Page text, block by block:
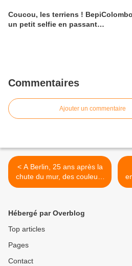
Coucou, les terriens !
un petit selfie en passant…
Commentaires
Ajouter un commentaire
< A Berlin, 25 ans après la
chute du mur, des couleurs
chaudes pour les souvenirs
Hébergé par Overblog
Top articles
Pages
Contact